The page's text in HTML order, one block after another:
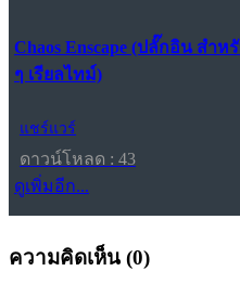
Chaos Enscape (ปลั๊กอิน สำ
ๆ เรียลไทม์)
แชร์แวร์
ดาวน์โหลด : 43
ดูเพิ่มอีก...
ความคิดเห็น (0)